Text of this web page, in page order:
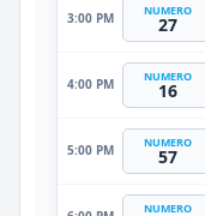
3:00 PM NUMERO
27
4:00 PM NUMERO
16
5:00 PM NUMERO
57
NUMERO